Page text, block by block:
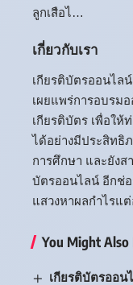
ลูกเสือไ…
เกี่ยวกับเรา
เกียรติบัตรออนไล
เผยแพร่การอบรม
เกียรติบัตร เพื่อให้
ได้อย่างมีประสิทธิ
การศึกษา และยังส
บัตรออนไลน์ อีกช่
แสวงหาผลกำไรแต่
You Might Also
เกียรติบัตรออน